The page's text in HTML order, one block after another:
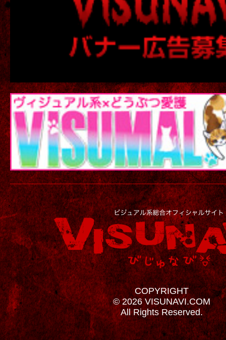
COPYRIGHT
© 2026 VISUNAVI.COM
All Rights Reserved.